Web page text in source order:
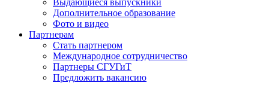
Выдающиеся выпускники
Дополнительное образование
Фото и видео
Партнерам
Стать партнером
Международное сотрудничество
Партнеры СГУГиТ
Предложить вакансию